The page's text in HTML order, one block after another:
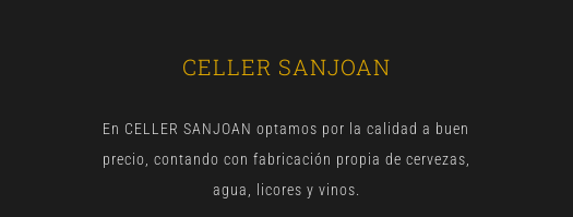
CELLER SANJOAN
En CELLER SANJOAN optamos por la calidad a buen
precio, contando con fabricación propia de cervezas,
agua, licores y vinos.